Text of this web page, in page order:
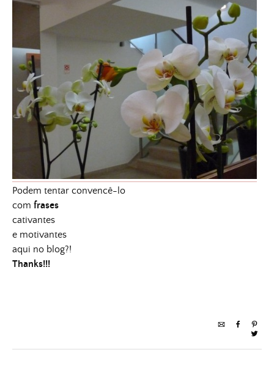
Podem tentar convencê-lo
com frases
cativantes
e motivantes
aqui no blog?!
Thanks!!!